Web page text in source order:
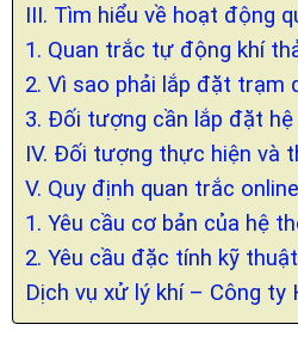
III. Tìm hiểu về hoạt động
1. Quan trắc tự động khí
2. Vì sao phải lắp đặt trạm
3. Đối tượng cần lắp đặt
IV. Đối tượng thực hiện và
V. Quy định quan trắc
1. Yêu cầu cơ bản của hệ
2. Yêu cầu đặc tính kỹ
Dịch vụ xử lý khí – Công ty